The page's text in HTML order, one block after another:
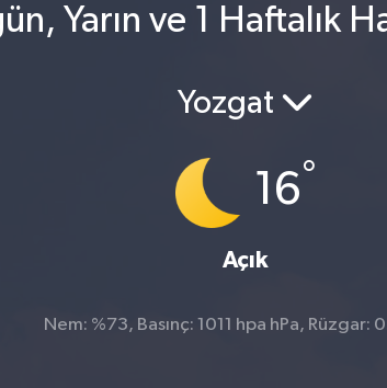
Yarın ve 1 Haftalık
Yozgat
16°
Açık
Nem: %73, Basınç: 1011 hpa hPa, Rüzgar: